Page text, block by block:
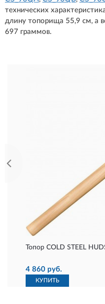
технических
длину топорища 55,9 см, а
697 граммов.
Топор COLD STEEL
4 860 руб.
КУПИТЬ